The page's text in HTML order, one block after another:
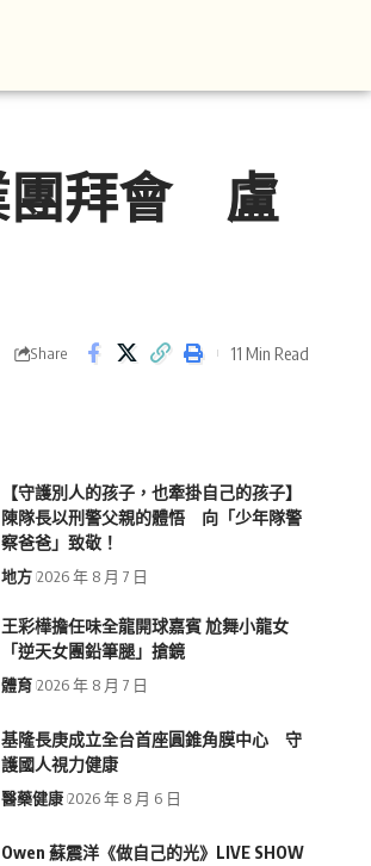
團拜會 盧
Share 11 Min Read
【守護別人的孩子，也牽掛自己的孩子】
陳隊長以刑警父親的體悟 向「少年隊警
察爸爸」致敬！
地方 2026 年 8 月 7 日
王彩樺擔任味全龍開球嘉賓 尬舞小龍女
「逆天女團鉛筆腿」搶鏡
體育 2026 年 8 月 7 日
基隆長庚成立全台首座圓錐角膜中心 守
護國人視力健康
醫藥健康 2026 年 8 月 6 日
Owen 蘇震洋《做自己的光》LIVE SHOW